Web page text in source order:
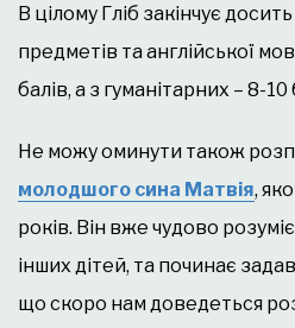
В цілому Гліб закінчує
предметів та англійської
балів, а з гуманітарних – 8-10
Не можу оминути також
молодшого сина Матвія,
років. Він вже чудово
інших дітей, та починає
що скоро нам доведеться